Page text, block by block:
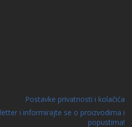
Postavke privatnosti i kolačića
i informirajte se o proizvodima i
popustima!